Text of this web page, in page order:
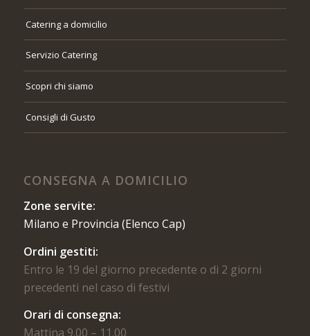
Catering a domicilio
Servizio Catering
Scopri chi siamo
Consigli di Gusto
CONSEGNA A DOMICILIO
Zone servite:
Milano e Provincia (Elenco Cap)
Ordini gestiti:
Entro le 19 del giorno precedente o di 2 giorni
precedenti nel caso di festivi
Orari di consegna:
Mattina 9.00 – 11.00